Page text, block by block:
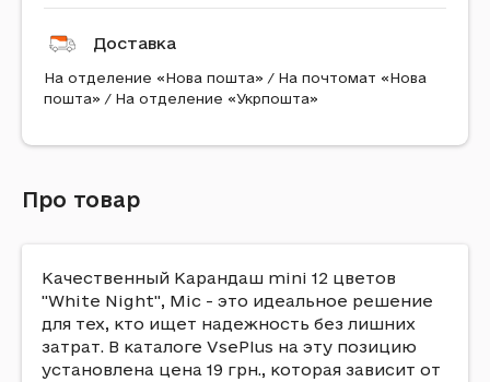
Доставка
На отделение «Нова пошта» / На почтомат «Нова
пошта» / На отделение «Укрпошта»
Про товар
Качественный Карандаш mini 12 цветов
"White Night", Mic - это идеальное решение
для тех, кто ищет надежность без лишних
затрат. В каталоге VsePlus на эту позицию
установлена цена 19 грн., которая зависит от